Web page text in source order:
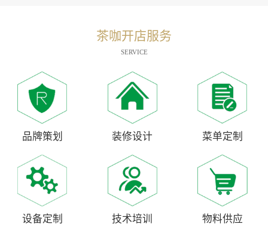
茶咖开店服务
SERVICE
品牌策划 装修设计 菜单定制
设备定制 技术培训 物料供应